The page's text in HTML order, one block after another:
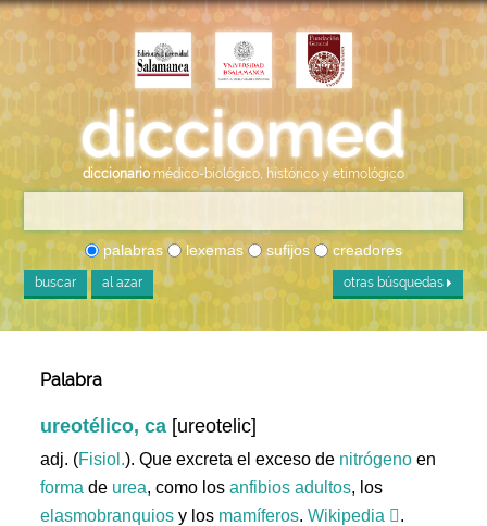
diccionario médico-biológico, histórico y etimológico
palabras lexemas sufijos creadores
buscar al azar otras búsquedas
Palabra
ureotélico, ca [ureotelic]
adj. (Fisiol.). Que excreta el exceso de nitrógeno en
forma de urea, como losanfibios adultos, los
elasmobranquios y los mamíferos.Wikipedia .